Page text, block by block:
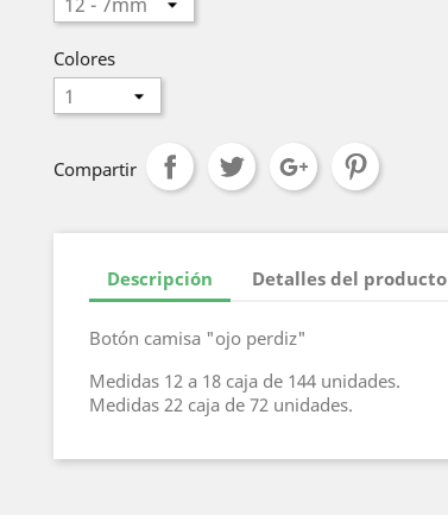
Colores
Compartir
Descripción Detalles del producto
Botón camisa "ojo perdiz"
Medidas 12 a 18 caja de 144 unidades.
Medidas 22 caja de 72 unidades.